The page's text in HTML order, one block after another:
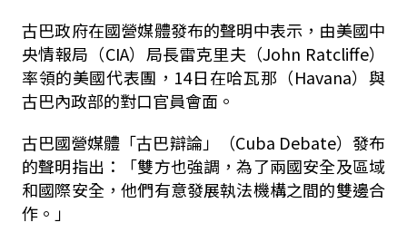
古巴政府在國營媒體發布的聲明中表示，由美國中
央情報局（CIA）局長雷克里夫（John Ratcliffe）
率領的美國代表團，14日在哈瓦那（Havana）與
古巴內政部的對口官員會面。
古巴國營媒體「古巴辯論」（Cuba Debate）發布
的聲明指出：「雙方也強調，為了兩國安全及區域
和國際安全，他們有意發展執法機構之間的雙邊合
作。」